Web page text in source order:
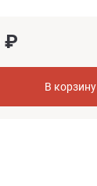
₽
В корзину